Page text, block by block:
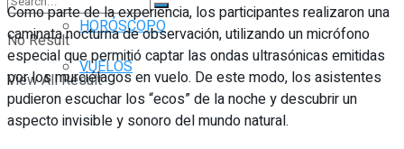
No Result
View All Result
HORÓSCOPO
VUELOS
Como parte de la experiencia, los participantes realizaron una
caminata nocturna de observación, utilizando un micrófono
especial que permitió captar las ondas ultrasónicas emitidas
por los murciélagos en vuelo. De este modo, los asistentes
pudieron escuchar los “ecos” de la noche y descubrir un
aspecto invisible y sonoro del mundo natural.